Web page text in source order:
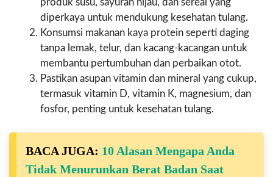
produk susu, sayuran hijau, dan sereal yang
diperkaya untuk mendukung kesehatan tulang.
Konsumsi makanan kaya protein seperti daging
tanpa lemak, telur, dan kacang-kacangan untuk
membantu pertumbuhan dan perbaikan otot.
Pastikan asupan vitamin dan mineral yang cukup,
termasuk vitamin D, vitamin K, magnesium, dan
fosfor, penting untuk kesehatan tulang.
BACA JUGA: 10 Alasan Mengapa Anda
Tidak Menurunkan Berat Badan Saat